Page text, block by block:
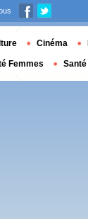
Cinéma
Femmes Santé